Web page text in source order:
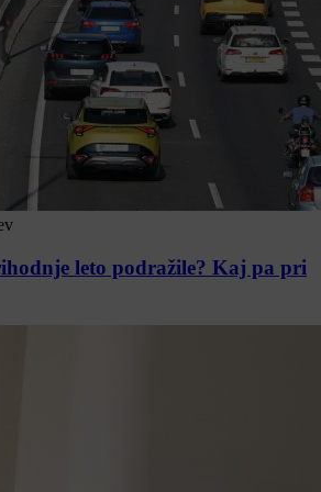
leto podražile? Kaj pa pri